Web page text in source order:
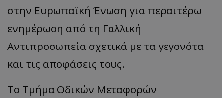
στην Ευρωπαϊκή Ένωση για περαιτέρω
ενημέρωση από τη Γαλλική
Αντιπροσωπεία σχετικά με τα γεγονότα
και τις αποφάσεις τους.
Το Τμήμα Οδικών Μεταφορών